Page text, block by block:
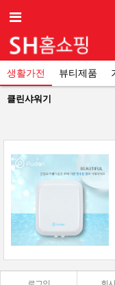
생활가전 뷰티제품
클린샤워기